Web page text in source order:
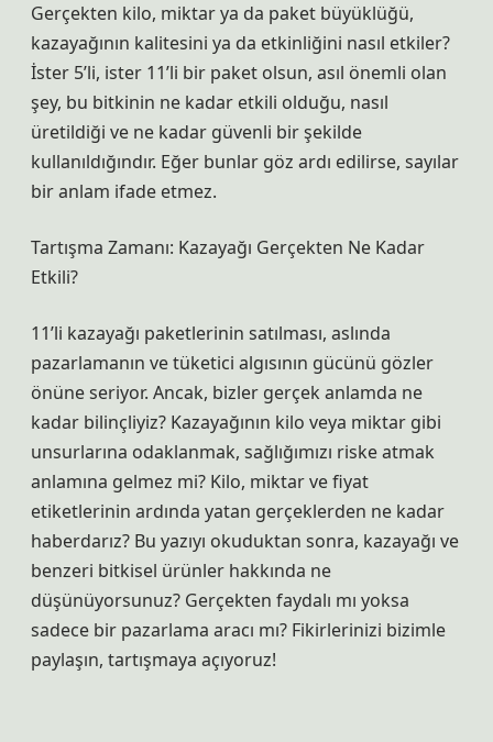
Gerçekten kilo, miktar ya da paket büyüklüğü,
kazayağının kalitesini ya da etkinliğini nasıl etkiler?
İster 5’li, ister 11’li bir paket olsun, asıl önemli olan
şey, bu bitkinin ne kadar etkili olduğu, nasıl
üretildiği ve ne kadar güvenli bir şekilde
kullanıldığındır. Eğer bunlar göz ardı edilirse, sayılar
bir anlam ifade etmez.
Tartışma Zamanı: Kazayağı Gerçekten Ne Kadar
Etkili?
11’li kazayağı paketlerinin satılması, aslında
pazarlamanın ve tüketici algısının gücünü gözler
önüne seriyor. Ancak, bizler gerçek anlamda ne
kadar bilinçliyiz? Kazayağının kilo veya miktar gibi
unsurlarına odaklanmak, sağlığımızı riske atmak
anlamına gelmez mi? Kilo, miktar ve fiyat
etiketlerinin ardında yatan gerçeklerden ne kadar
haberdarız? Bu yazıyı okuduktan sonra, kazayağı ve
benzeri bitkisel ürünler hakkında ne
düşünüyorsunuz? Gerçekten faydalı mı yoksa
sadece bir pazarlama aracı mı? Fikirlerinizi bizimle
paylaşın, tartışmaya açıyoruz!